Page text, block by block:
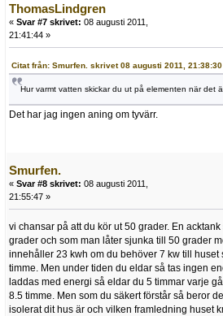
ThomasLindgren
« Svar #7 skrivet: 08 augusti 2011,
21:41:44 »
Citat från: Smurfen. skrivet 08 augusti 2011, 21:38:30
Hur varmt vatten skickar du ut på elementen när det
Det har jag ingen aning om tyvärr.
Smurfen.
« Svar #8 skrivet: 08 augusti 2011,
21:55:47 »
vi chansar på att du kör ut 50 grader. En
grader och som man låter sjunka till 50 grader
innehåller 23 kwh om du behöver 7 kw till huset
timme. Men under tiden du eldar så tas ingen
laddas med energi så eldar du 5 timmar varje
8.5 timme. Men som du säkert förstår så beror
isolerat dit hus är och vilken framledning huset